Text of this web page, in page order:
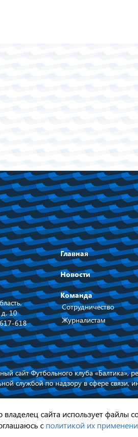
д. 10
618
Главная
Новости
Команда
Сотрудничество
Журналистам
сайт Футбольного клуба
службой по надзору в сфере
2026
владелец сайта использует файлы
с политикой их